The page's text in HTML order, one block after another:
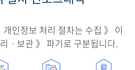
인정보 처리 절차는 수집 》 이
ㆍ보관 》 파기로 구분됩니다.